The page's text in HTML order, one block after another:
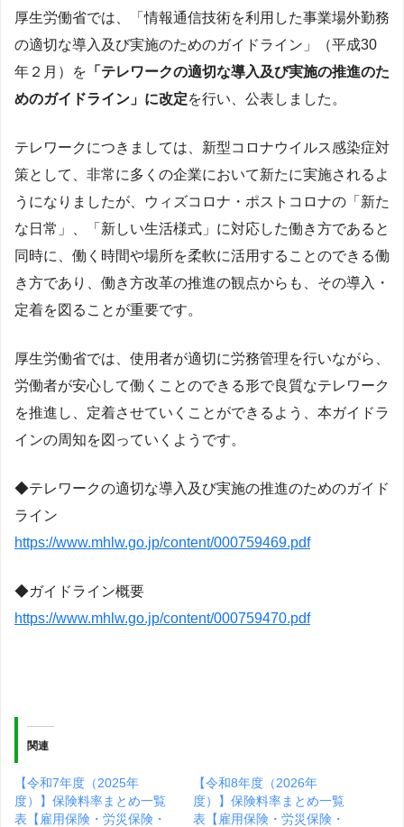
厚生労働省では、「情報通信技術を利用した事業場外勤務
の適切な導入及び実施のためのガイドライン」（平成30
年２月）を 「テレワークの適切な導入及び実施の推進のた
めのガイドライン」に改定を行い、公表しました。
テレワークにつきましては、新型コロナウイルス感染症対
策として、非常に多くの企業において新たに実施されるよ
うになりましたが、ウィズコロナ・ポストコロナの「新た
な日常」、「新しい生活様式」に対応した働き方であると
同時に、働く時間や場所を柔軟に活用することのできる働
き方であり、働き方改革の推進の観点からも、その導入・
定着を図ることが重要です。
厚生労働省では、使用者が適切に労務管理を行いながら、
労働者が安心して働くことのできる形で良質なテレワーク
を推進し、定着させていくことができるよう、本ガイドラ
インの周知を図っていくようです。
◆テレワークの適切な導入及び実施の推進のためのガイド
ライン
https://www.mhlw.go.jp/content/000759469.pdf
◆ガイドライン概要
https://www.mhlw.go.jp/content/000759470.pdf
関連
【令和7年度（2025年
度）】保険料率まとめ一覧
表【雇用保険・労災保険・
【令和8年度（2026年
度）】保険料率まとめ一覧
表【雇用保険・労災保険・